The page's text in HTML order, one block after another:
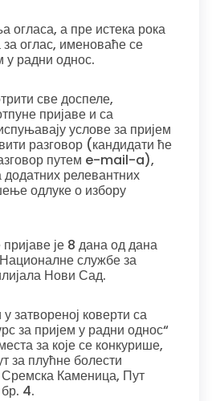
огласа, а пре истека рока
за оглас, именоваће се
у радни однос.
све доспеле,
пријаве и са
услове за пријем
разговор (кандидати ће
путем e-mail-a),
релевантних
одлуке о избору
је 8 дана од дана
службе за
Нови Сад.
затвореној коверти са
за пријем у радни однос“
за које се конкурише,
за плућне болести
Каменица, Пут
4.